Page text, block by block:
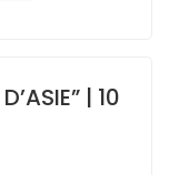
| 10